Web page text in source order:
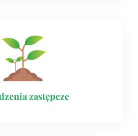
zastępcze